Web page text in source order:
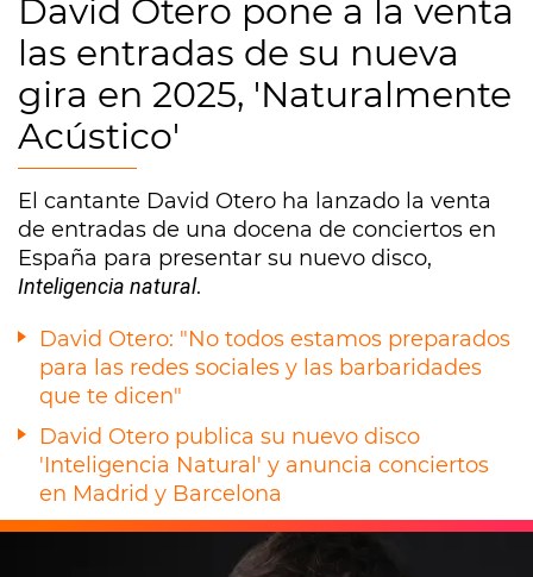
David Otero pone a la venta
las entradas de su nueva
gira en 2025, 'Naturalmente
Acústico'
El cantante David Otero ha lanzado la venta
de entradas de una docena de conciertos en
España para presentar su nuevo disco,
Inteligencia natural.
David Otero: "No todos estamos preparados
para las redes sociales y las barbaridades
que te dicen"
David Otero publica su nuevo disco
'Inteligencia Natural' y anuncia conciertos
en Madrid y Barcelona